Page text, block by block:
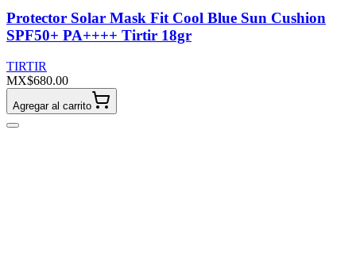
Protector Solar Mask Fit Cool Blue Sun Cushion
SPF50+ PA++++ Tirtir 18gr
TIRTIR
MX$680.00
Agregar al carrito